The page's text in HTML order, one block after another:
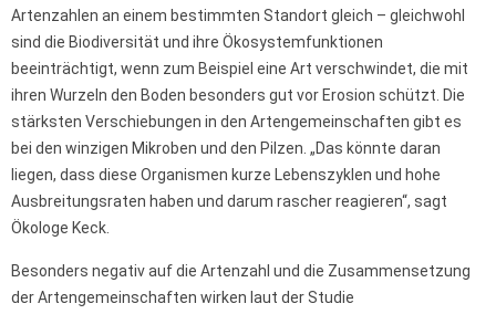
Artenzahlen an einem bestimmten Standort gleich – gleichwohl
sind die Biodiversität und ihre Ökosystemfunktionen
beeinträchtigt, wenn zum Beispiel eine Art verschwindet, die mit
ihren Wurzeln den Boden besonders gut vor Erosion schützt. Die
stärksten Verschiebungen in den Artengemeinschaften gibt es
bei den winzigen Mikroben und den Pilzen. „Das könnte daran
liegen, dass diese Organismen kurze Lebenszyklen und hohe
Ausbreitungsraten haben und darum rascher reagieren“, sagt
Ökologe Keck.
Besonders negativ auf die Artenzahl und die Zusammensetzung
der Artengemeinschaften wirken laut der Studie